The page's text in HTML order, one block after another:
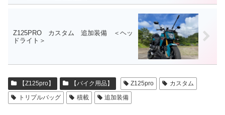
Z125PRO カスタム 追加装備 ＜ヘッ
ドライト＞
【Z125pro】 【バイク用品】 Z125pro
カスタム
トリプルバッグ
積載 追加装備